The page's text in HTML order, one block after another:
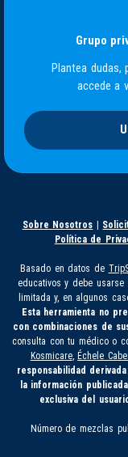
Grupo
Plantea dudas,
accede a
Sobre Nosotros
Política de
Basado en datos de
educativos y debe usarse
limitada y, en algunos
Esta herramienta no
con combinaciones de
consulta con tu médico o
Kosmicare, Échele
responsabilidad
la información
exclusiva del
Número de mezclas